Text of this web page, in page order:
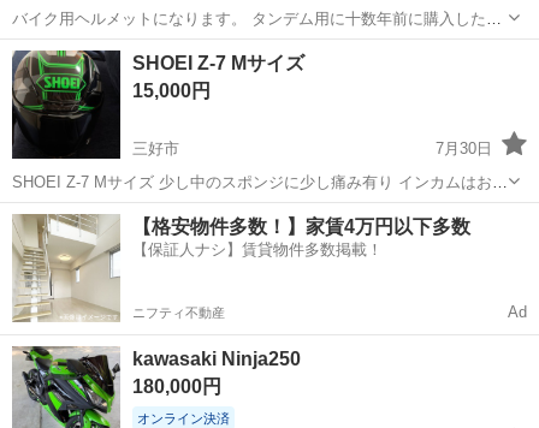
バイク用ヘルメットになります。 タンデム用に十数年前に購入したも
のの、数回しか使用してません。 サイズは、レディースのMだったと
思います 細かい小傷はあります。 写真のもののみになります。 3Nで
お願いします。
徳島 徳島市
SHOEI Z-7 Mサイズ
15,000円
三好市
7月30日
SHOEI Z-7 Mサイズ 少し中のスポンジに少し痛み有り インカムはおま
けでお付けいたします。
徳島 三好市 その他
【格安物件多数！】家賃4万円以下多数
【保証人ナシ】賃貸物件多数掲載！
ニフティ不動産 Ad
kawasaki Ninja250
180,000円
オンライン決済